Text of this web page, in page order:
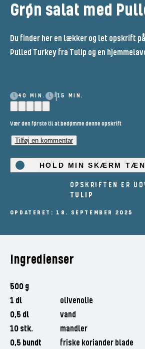
Grøn salat med
Du finder her en lækker og let opskrift
Pulled Turkey fra Tulip og en
40 MIN. 15 MIN.
Vær den første til at bedømme denne opskrift
Tilføj en kommentar
HOLD MIN SKÆRM
OPSKRIFTEN ER
TULIP
OPDATERET: 18. SEPTEMBER 2025
Ingredienser
500 g
1 dl
olivenolie
0,5 dl
vand
10 stk.
mandler
0,5 bundt
friske koriander blade